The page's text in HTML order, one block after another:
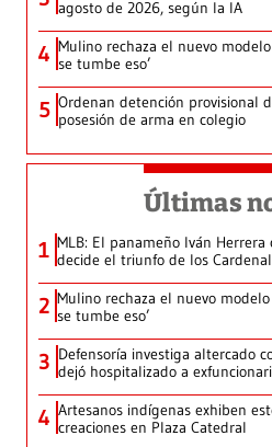
agosto de 2026, según la IA
4 Mulino rechaza el nuevo
se tumbe eso’
5 Ordenan detención provisional
posesión de arma en colegio
Últimas
1 MLB: El panameño Iván
decide el triunfo de los
2 Mulino rechaza el nuevo
se tumbe eso’
3 Defensoría investiga altercado
dejó hospitalizado a
4 Artesanos indígenas exhiben
creaciones en Plaza Catedral